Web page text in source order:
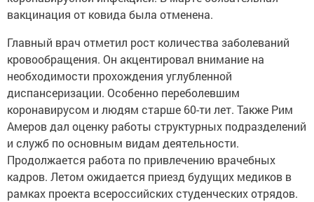
вакцинация от ковида была отменена.
Главный врач отметил рост количества заболеваний
кровообращения. Он акцентировал внимание на
необходимости прохождения углубленной
диспансеризации. Особенно переболевшим
коронавирусом и людям старше 60-ти лет. Также Рим
Амеров дал оценку работы структурных подразделений
и служб по основным видам деятельности.
Продолжается работа по привлечению врачебных
кадров. Летом ожидается приезд будущих медиков в
рамках проекта всероссийских студенческих отрядов.